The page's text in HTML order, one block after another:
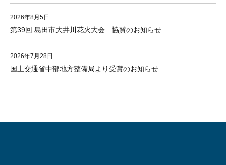
2026年8月5日
第39回 島田市大井川花火大会 協賛のお知らせ
2026年7月28日
国土交通省中部地方整備局より受賞のお知らせ